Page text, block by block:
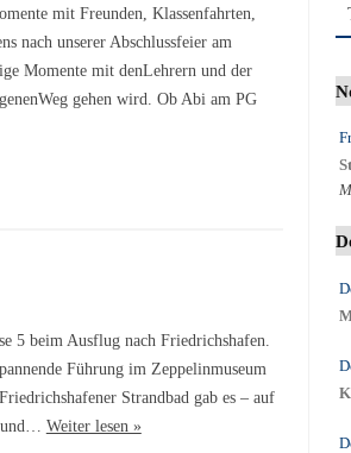
mit Freunden, Klassenfahrten,
nach unserer Abschlussfeier am
Momente mit denLehrern und der
gehen wird. Ob Abi am PG
5 beim Ausflug nach Friedrichshafen.
Führung im Zeppelinmuseum
Strandbad gab es – auf
und… Weiter lesen »